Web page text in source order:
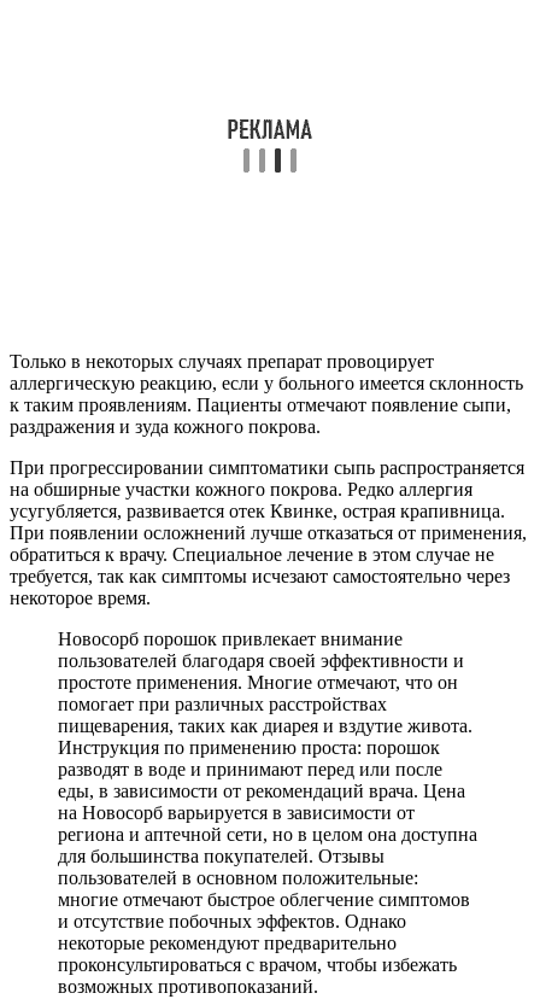
Только в некоторых случаях препарат провоцирует
аллергическую реакцию, если у больного имеется склонность
к таким проявлениям. Пациенты отмечают появление сыпи,
раздражения и зуда кожного покрова.
При прогрессировании симптоматики сыпь распространяется
на обширные участки кожного покрова. Редко аллергия
усугубляется, развивается отек Квинке, острая крапивница.
При появлении осложнений лучше отказаться от применения,
обратиться к врачу. Специальное лечение в этом случае не
требуется, так как симптомы исчезают самостоятельно через
некоторое время.
Новосорб порошок привлекает внимание
пользователей благодаря своей эффективности и
простоте применения. Многие отмечают, что он
помогает при различных расстройствах
пищеварения, таких как диарея и вздутие живота.
Инструкция по применению проста: порошок
разводят в воде и принимают перед или после
еды, в зависимости от рекомендаций врача. Цена
на Новосорб варьируется в зависимости от
региона и аптечной сети, но в целом она доступна
для большинства покупателей. Отзывы
пользователей в основном положительные:
многие отмечают быстрое облегчение симптомов
и отсутствие побочных эффектов. Однако
некоторые рекомендуют предварительно
проконсультироваться с врачом, чтобы избежать
возможных противопоказаний.